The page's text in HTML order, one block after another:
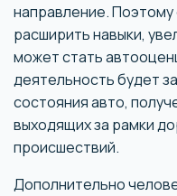
направление.
расширить навыки,
может стать
деятельность будет
состояния авто,
выходящих за рамки
происшествий.
Дополнительно